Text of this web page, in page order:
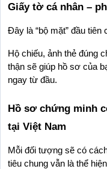
Giấy tờ cá nhân –
Đây là “bộ mặt” đầu tiên
Hộ chiếu, ảnh thẻ đúng
thận sẽ giúp hồ sơ của
ngay từ đầu.
Hồ sơ chứng minh
tại Việt Nam
Mỗi đối tượng sẽ có
tiêu chung vẫn là thể